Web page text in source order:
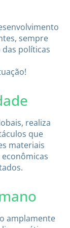
sempre
políticas
realiza
que
materiais
amplamente